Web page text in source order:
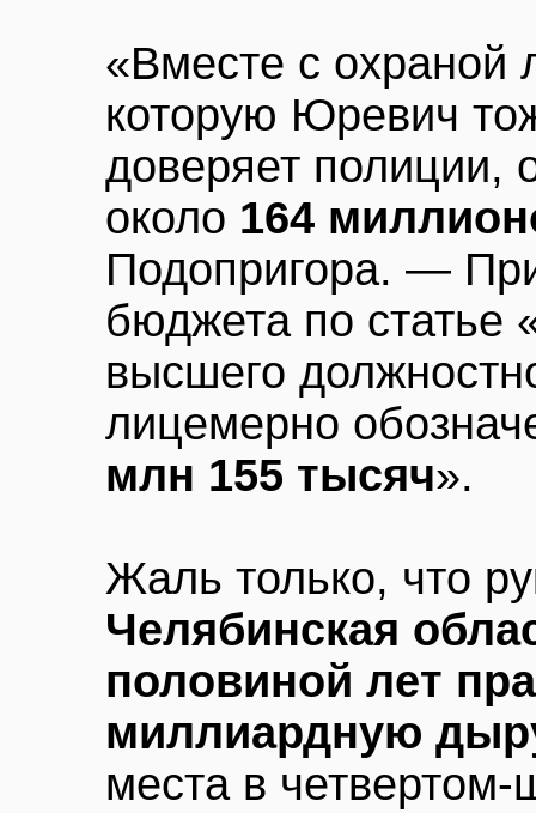
«Вместе с охраной
которую Юревич
доверяет полиции,
около 164
Подопригора. —
бюджета по статье
высшего
лицемерно
млн 155 тысяч».
Жаль только, что
Челябинская
половиной лет
миллиардную
места в четвертом-